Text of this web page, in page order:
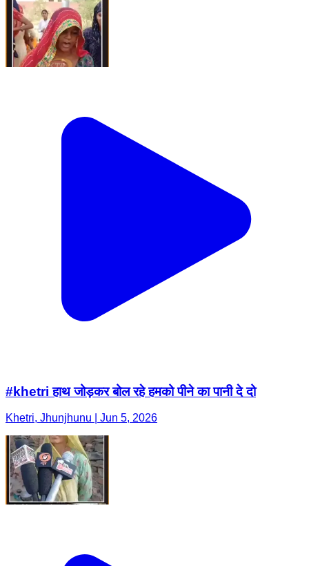
#khetri हाथ जोड़कर बोल रहे हमको पीने का पानी दे दो
Khetri, Jhunjhunu | Jun 5, 2026